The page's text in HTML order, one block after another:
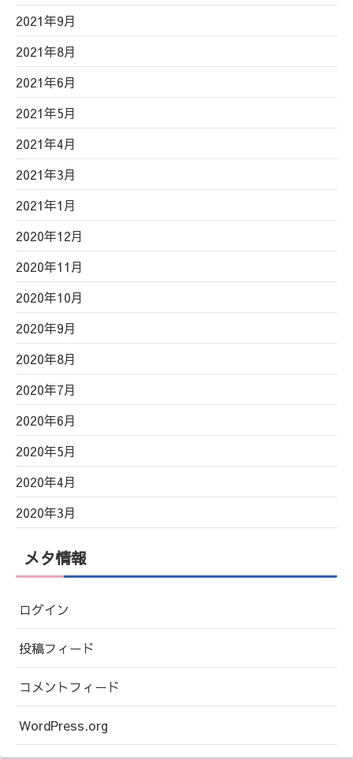
2021年9月
2021年8月
2021年6月
2021年5月
2021年4月
2021年3月
2021年1月
2020年12月
2020年11月
2020年10月
2020年9月
2020年8月
2020年7月
2020年6月
2020年5月
2020年4月
2020年3月
メタ情報
ログイン
投稿フィード
コメントフィード
WordPress.org